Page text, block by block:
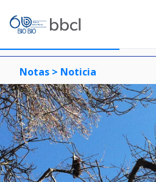
Notas > Noticia